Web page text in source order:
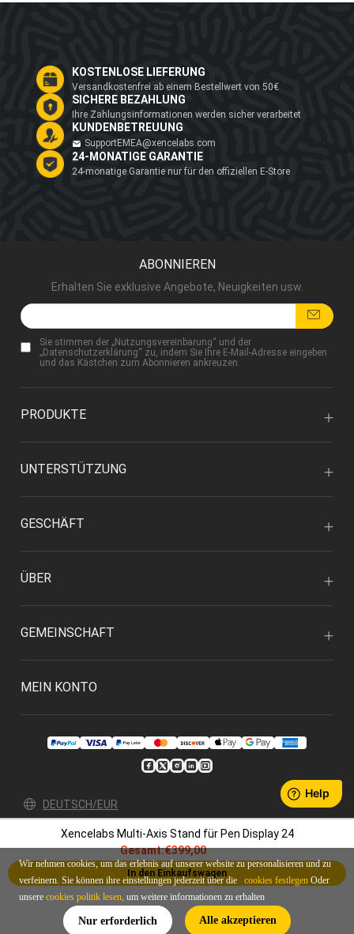
Xencelabs Multi-Axis Stand für Pen Display 24
Gesamt:€399,00
In den Einkaufswagen
KOSTENLOSE LIEFERUNG
Versandkostenfrei ab einem Bestellwert von 50€
SICHERE BEZAHLUNG
Ihre Zahlungsinformationen werden sicher verarbeitet
KUNDENBETREUUNG
SupportEMEA@xencelabs.com
24-MONATIGE GARANTIE
24-monatige Garantie nur für den offiziellen E-Store
ABONNIEREN
Erhalten Sie exklusive Angebote, Neuigkeiten usw.
Sie stimmen der „Nutzungsvereinbarung“ und der
„Datenschutzerklärung“ zu, indem Sie Ihre E-Mail-Adresse eingeben
und das Kästchen zum Abonnieren ankreuzen.
PRODUKTE
UNTERSTÜTZUNG
GESCHÄFT
ÜBER
GEMEINSCHAFT
MEIN KONTO
DEUTSCH/EUR
Datenschutz
Bedingungen & Konditionen
© 2026 Xencelabs Technologies Ltd. All Rights Reserved.
Wir nehmen cookies, um das erlebnis auf unserer website zu personalisieren und zu
verfeinern. Sie können ihre einstellungen jederzeit über die
cookies festlegen Oder
unsere cookies politik lesen, um weitere informationen zu erhalten
Nur erforderlich Alle akzeptieren